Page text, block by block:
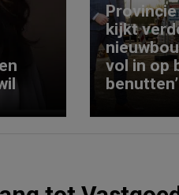
kijkt
vol in op
benutten’